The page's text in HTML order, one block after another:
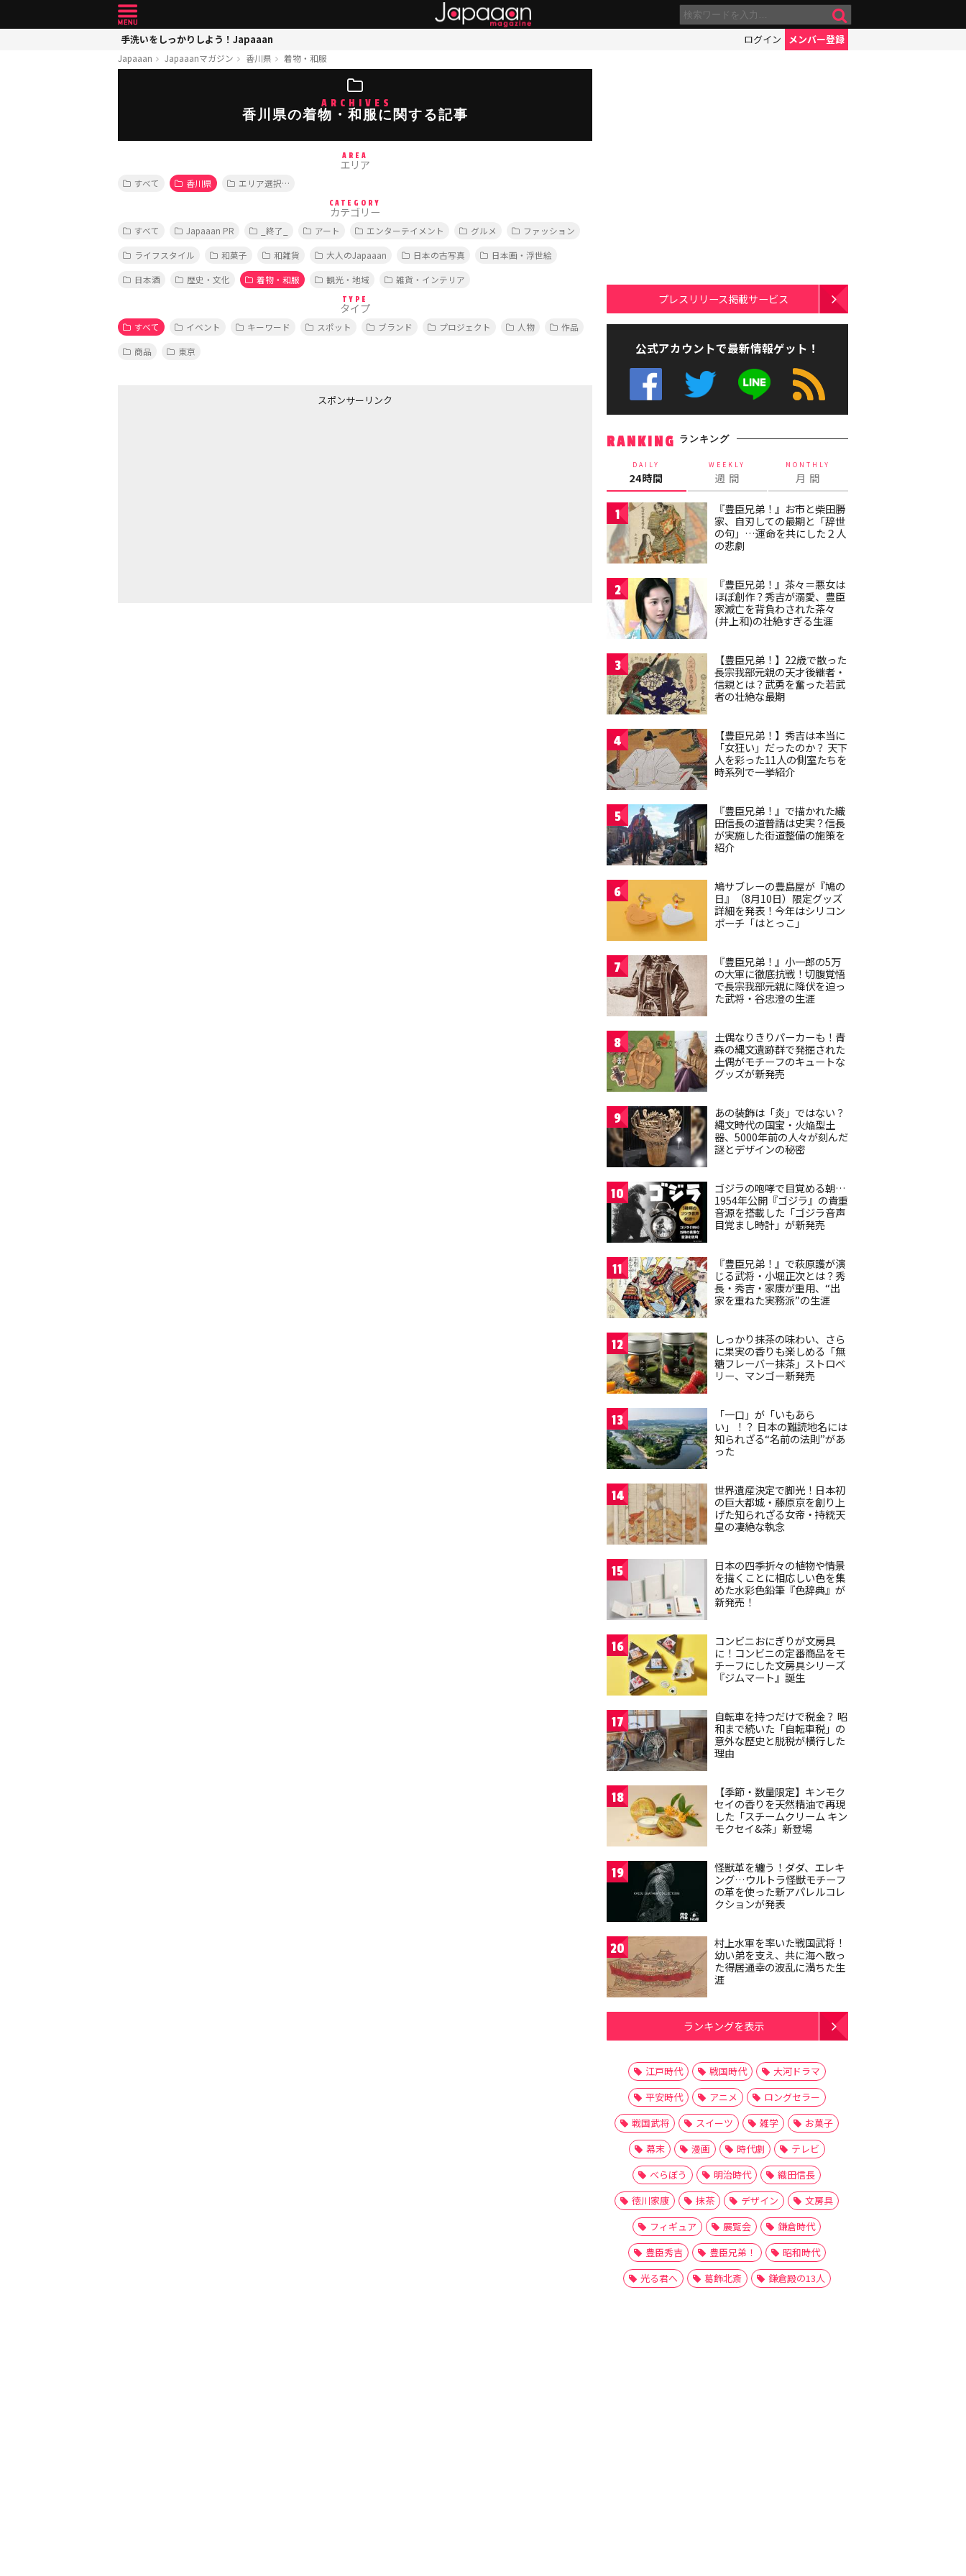
手洗いをしっかりしよう！Japaaan ログイン メンバー登録
Japaaan Japaaanマガジン 香川県 着物・和服
ARCHIVES
香川県の着物・和服に関する記事
AREA
エリア
すべて 香川県 エリア選択…
CATEGORY
カテゴリー
すべて Japaaan PR _終了_ アート エンターテイメント グルメ
ファッション
ライフスタイル
和菓子 和雑貨 大人のJapaaan 日本の古写真
日本画・浮世絵
日本酒
歴史・文化 着物・和服 観光・地域 雑貨・インテリア
TYPE
タイプ
すべて イベント キーワード スポット ブランド プロジェクト 人物
作品
商品
東京
スポンサーリンク
プレスリリース掲載サービス
公式アカウントで最新情報ゲット！
RANKING ランキング
DAILY
24時間
WEEKLY
週 間
MONTHLY
月 間
1
『豊臣兄弟！』お市と柴田勝
家、自刃しての最期と「辞世
の句」…運命を共にした２人
の悲劇
2
『豊臣兄弟！』茶々＝悪女は
ほぼ創作？秀吉が溺愛、豊臣
家滅亡を背負わされた茶々
(井上和)の壮絶すぎる生涯
3
【豊臣兄弟！】22歳で散った
長宗我部元親の天才後継者・
信親とは？武勇を奮った若武
者の壮絶な最期
4
【豊臣兄弟！】秀吉は本当に
「女狂い」だったのか？ 天下
人を彩った11人の側室たちを
時系列で一挙紹介
5
『豊臣兄弟！』で描かれた織
田信長の道普請は史実？信長
が実施した街道整備の施策を
紹介
6
鳩サブレーの豊島屋が『鳩の
日』（8月10日）限定グッズ
詳細を発表！今年はシリコン
ポーチ「はとっこ」
7
『豊臣兄弟！』小一郎の5万
の大軍に徹底抗戦！切腹覚悟
で長宗我部元親に降伏を迫っ
た武将・谷忠澄の生涯
8
土偶なりきりパーカーも！青
森の縄文遺跡群で発掘された
土偶がモチーフのキュートな
グッズが新発売
9
あの装飾は「炎」ではない？
縄文時代の国宝・火焔型土
器、5000年前の人々が刻んだ
謎とデザインの秘密
10
ゴジラの咆哮で目覚める朝…
1954年公開『ゴジラ』の貴重
音源を搭載した「ゴジラ音声
目覚まし時計」が新発売
11
『豊臣兄弟！』で萩原護が演
じる武将・小堀正次とは？秀
長・秀吉・家康が重用、“出
家を重ねた実務派”の生涯
12
しっかり抹茶の味わい、さら
に果実の香りも楽しめる「無
糖フレーバー抹茶」ストロベ
リー、マンゴー新発売
13
「一口」が「いもあら
い」！？ 日本の難読地名には
知られざる“名前の法則”があ
った
14
世界遺産決定で脚光！日本初
の巨大都城・藤原京を創り上
げた知られざる女帝・持統天
皇の凄絶な執念
15
日本の四季折々の植物や情景
を描くことに相応しい色を集
めた水彩色鉛筆『色辞典』が
新発売！
16
コンビニおにぎりが文房具
に！コンビニの定番商品をモ
チーフにした文房具シリーズ
『ジムマート』誕生
17
自転車を持つだけで税金？ 昭
和まで続いた「自転車税」の
意外な歴史と脱税が横行した
理由
18
【季節・数量限定】キンモク
セイの香りを天然精油で再現
した「スチームクリーム キン
モクセイ&茶」新登場
19
怪獣革を纏う！ダダ、エレキ
ング…ウルトラ怪獣モチーフ
の革を使った新アパレルコレ
クションが発表
20
村上水軍を率いた戦国武将！
幼い弟を支え、共に海へ散っ
た得居通幸の波乱に満ちた生
涯
ランキングを表示
江戸時代 戦国時代
大河ドラマ
平安時代
アニメ
ロングセラー
戦国武将
スイーツ 雑学
お菓子
幕末
漫画 時代劇
テレビ
べらぼう
明治時代
織田信長
徳川家康
抹茶 デザイン
文房具
フィギュア
展覧会
鎌倉時代
豊臣秀吉
豊臣兄弟！
昭和時代
光る君へ
葛飾北斎 鎌倉殿の13人